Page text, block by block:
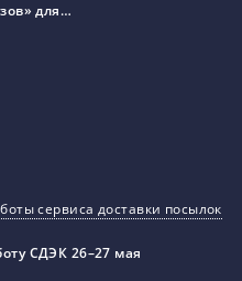
для…
сервиса доставки посылок
СДЭК 26–27 мая